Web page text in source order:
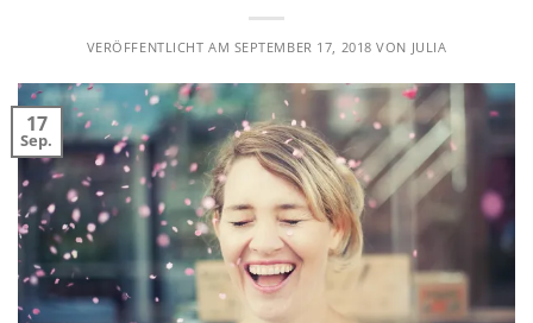
VERÖFFENTLICHT AM SEPTEMBER 17, 2018 VON JULIA
17
Sep.